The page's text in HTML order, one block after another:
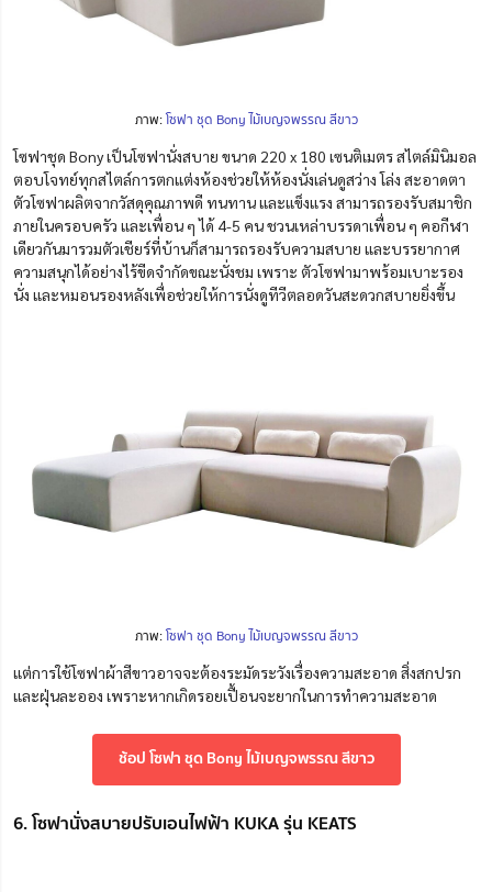
ภาพ:โซฟา ชุด Bony ไม้เบญจพรรณ สีขาว
โซฟาชุด Bony เป็นโซฟานั่งสบาย ขนาด 220 x 180 เซนติเมตร สไตล์มินิมอล
ตอบโจทย์ทุกสไตล์การตกแต่งห้องช่วยให้ห้องนั่งเล่นดูสว่าง โล่ง สะอาดตา
ตัวโซฟาผลิตจากวัสดุคุณภาพดี ทนทาน และแข็งแรง สามารถรองรับสมาชิก
ภายในครอบครัว และเพื่อน ๆ ได้ 4-5 คนชวนเหล่าบรรดาเพื่อน ๆ คอกีฬา
เดียวกันมารวมตัวเชียร์ที่บ้านก็สามารถรองรับความสบาย และบรรยากาศ
ความสนุกได้อย่างไร้ขีดจำกัดขณะนั่งชม เพราะ ตัวโซฟามาพร้อมเบาะรอง
นั่ง และหมอนรองหลังเพื่อช่วยให้การนั่งดูทีวีตลอดวันสะดวกสบายยิ่งขึ้น
ภาพ:โซฟา ชุด Bony ไม้เบญจพรรณ สีขาว
แต่การใช้โซฟาผ้าสีขาวอาจจะต้องระมัดระวังเรื่องความสะอาด สิ่งสกปรก
และฝุ่นละออง เพราะหากเกิดรอยเปื้อนจะยากในการทำความสะอาด
ช้อป โซฟา ชุด Bony ไม้เบญจพรรณ สีขาว
6. โซฟานั่งสบายปรับเอนไฟฟ้า KUKA รุ่น KEATS